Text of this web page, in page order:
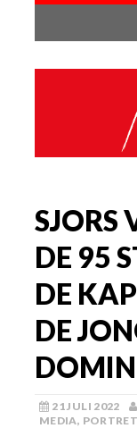
SJORS
DE 95
DE
DE
21 JULI 2022
MEDIA,